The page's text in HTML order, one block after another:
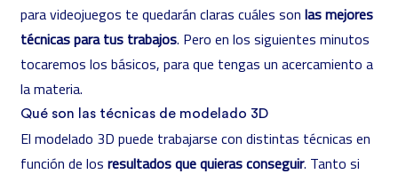
para videojuegos te quedarán claras cuáles son las mejores
técnicas para tus trabajos. Pero en los siguientes minutos
tocaremos los básicos, para que tengas un acercamiento a
la materia.
Qué son las técnicas de modelado 3D
El modelado 3D puede trabajarse con distintas técnicas en
función de los resultados que quieras conseguir. Tanto si